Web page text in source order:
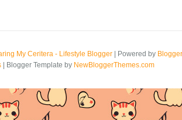
My Ceritera - Lifestyle Blogger | Powered by Blogger
| Blogger Template by NewBloggerThemes.com